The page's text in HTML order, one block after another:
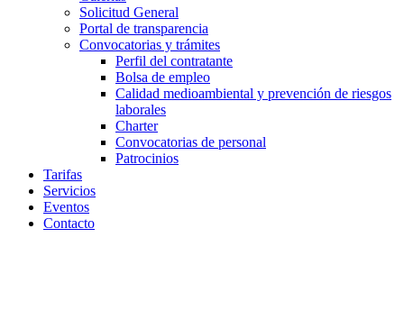
Solicitud General
Portal de transparencia
Convocatorias y trámites
Perfil del contratante
Bolsa de empleo
Calidad medioambiental y prevención de riesgos
laborales
Charter
Convocatorias de personal
Patrocinios
Tarifas
Servicios
Eventos
Contacto